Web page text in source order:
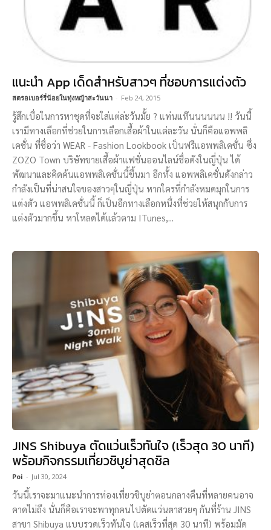
แนะนำ App เด็ดสำหรับสาวๆ ที่ชอบการแต่งตัว
สตรอเบอร์รี่น้อยในทุ่งหญ้าสะวันนา - Feb 24, 2015
รู้สึกเบื่อในการหาชุดที่จะใส่แต่ล่ะวันมั้ย ? แท่นแท๊นนนนนน !! วันนี้
เรามีทางเลือกที่ช่วยในการเลือกเสื้อผ้าในแต่ละวัน นั่นก็คือแอพพลิ
เคชั่น ที่ชื่อว่า WEAR - Fashion Lookbook เป็นฟรีแอพพลิเคชั่น ซึ่ง
ZOZO Town บริษัทขายเสื้อผ้าแฟชั่นออนไลน์ชื่อดังในญี่ปุ่น ได้
พัฒนาและคิดค้นแอพพลิเคชั่นนี้ขึ้นมา อีกทั้ง แอพพลิเคชั่นดังกล่าว
กำลังเป็นที่น่าสนใจของสาวๆในญี่ปุ่น หากใครที่กำลังหมดมุกในการ
แต่งตัว แอพพลิเคชั่นนี้ ก็เป็นอีกทางเลือกหนึ่งที่ช่วยให้สนุกกับการ
แต่งตัวมากขึ้น หาโหลดได้แล้วตาม ITunes,...
JINS Shibuya ตัดแว่นเร็วทันใจ (เร็วสุด 30 นาที)
พร้อมกิจกรรมเที่ยวชิบูย่าสุดชิล
Poi - Jul 30, 2024
วันนี้เราจะมาแนะนำการท่องเที่ยวชิบูย่าตอนกลางคืนที่หลายคนอาจ
คาดไม่ถึง นั่นก็คือเราจะพาทุกคนไปตัดแว่นตาสวยๆ กันที่ร้าน JINS
สาขา Shibuya แบบรวดเร็วทันใจ (เคสเร็วที่สุด 30 นาที) พร้อมมัด